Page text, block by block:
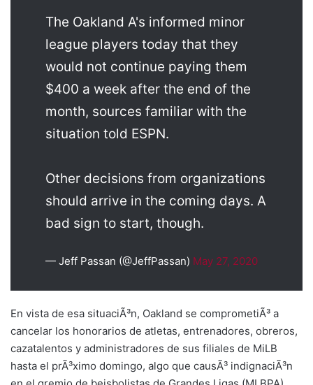
The Oakland A's informed minor
league players today that they
would not continue paying them
$400 a week after the end of the
month, sources familiar with the
situation told ESPN.
Other decisions from organizations
should arrive in the coming days. A
bad sign to start, though.
— Jeff Passan (@JeffPassan) May 27, 2020
En vista de esa situaciÃ³n, Oakland se comprometiÃ³ a
cancelar los honorarios de atletas, entrenadores, obreros,
cazatalentos y administradores de sus filiales de MiLB
hasta el prÃ³ximo domingo, algo que causÃ³ indignaciÃ³n